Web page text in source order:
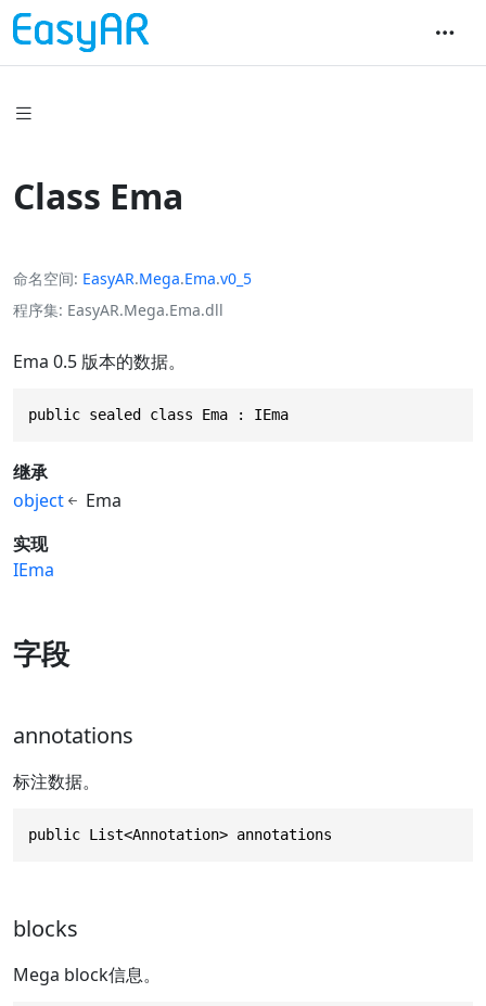
Class Ema
命名空间 EasyAR.Mega.Ema.v0_5
程序集 EasyAR.Mega.Ema.dll
Ema 0.5 版本的数据。
public sealed class Ema : IEma
继承
object
Ema
实现
IEma
字段
annotations
标注数据。
public List<Annotation> annotations
blocks
Mega block信息。